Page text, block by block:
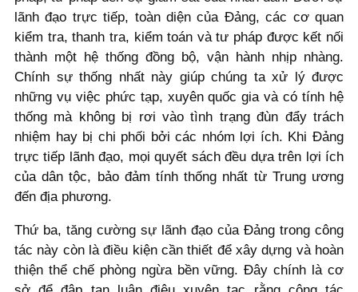
lãnh đạo trực tiếp, toàn diện của Đảng, các cơ quan
kiểm tra, thanh tra, kiểm toán và tư pháp được kết nối
thành một hệ thống đồng bộ, vận hành nhịp nhàng.
Chính sự thống nhất này giúp chúng ta xử lý được
những vụ việc phức tạp, xuyên quốc gia và có tính hệ
thống mà không bị rơi vào tình trạng đùn đẩy trách
nhiệm hay bị chi phối bởi các nhóm lợi ích. Khi Đảng
trực tiếp lãnh đạo, mọi quyết sách đều dựa trên lợi ích
của dân tộc, bảo đảm tính thống nhất từ Trung ương
đến địa phương.
Thứ ba, tăng cường sự lãnh đạo của Đảng trong công
tác này còn là điều kiện cần thiết để xây dựng và hoàn
thiện thể chế phòng ngừa bền vững. Đây chính là cơ